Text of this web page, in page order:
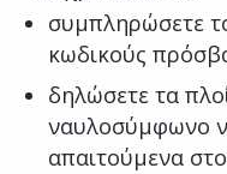
συμπληρώσετε
κωδικούς
δηλώσετε τα
ναυλοσύμφωνο
απαιτούμενα